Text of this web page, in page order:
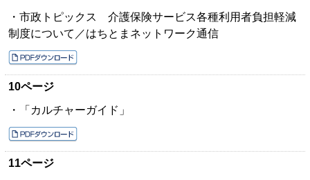
・市政トピックス 介護保険サービス各種利用者負担軽減
制度について／はちとまネットワーク通信
10ページ
・「カルチャーガイド」
11ページ